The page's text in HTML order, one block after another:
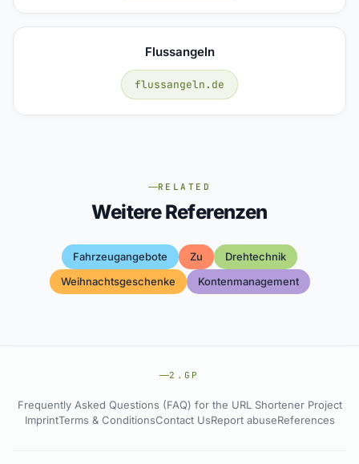
Flussangeln
flussangeln.de
RELATED
Weitere Referenzen
Fahrzeugangebote Zu
Drehtechnik
Weihnachtsgeschenke
Kontenmanagement
2.GP
Frequently Asked Questions (FAQ) for the URL Shortener Project
ImprintTerms & ConditionsContact UsReport abuseReferences